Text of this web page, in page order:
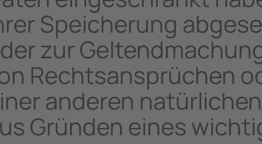
Speicherung
zur
Rechtsansprüchen
anderen
Gründen eines